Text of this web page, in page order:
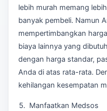
lebih murah memang
banyak pembeli. Namun
mempertimbangkan
biaya lainnya yang
dengan harga standar,
Anda di atas rata-rata.
kehilangan kesempatan
Manfaatkan Medsos